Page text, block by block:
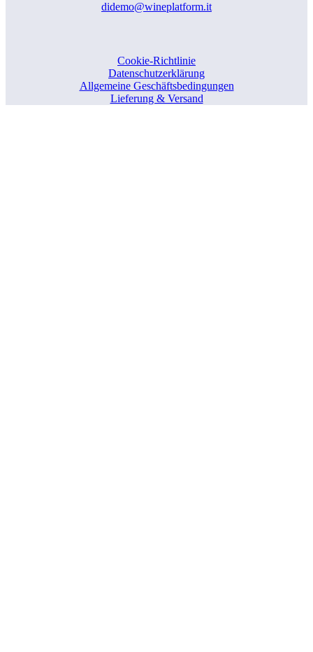
didemo@wineplatform.it
Cookie-Richtlinie
Datenschutzerklärung
Allgemeine Geschäftsbedingungen
Lieferung & Versand